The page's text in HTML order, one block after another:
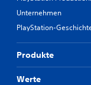
Unternehmen
PlayStation-
Produkte
Werte